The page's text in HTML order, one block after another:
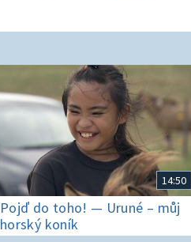
14:50
Pojď do toho! — Uruné – můj
horský koník